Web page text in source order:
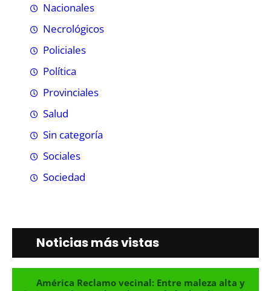
Nacionales
Necrológicos
Policiales
Política
Provinciales
Salud
Sin categoría
Sociales
Sociedad
Noticias más vistas